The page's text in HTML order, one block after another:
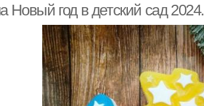
Новый год в детский сад 2024.